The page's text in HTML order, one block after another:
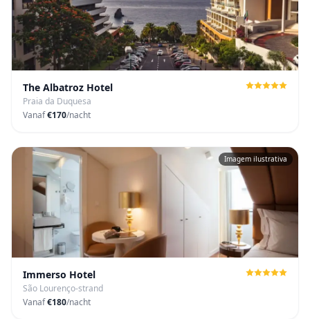
The Albatroz Hotel
Praia da Duquesa
Vanaf€170/nacht
Imagem ilustrativa
Immerso Hotel
São Lourenço-strand
Vanaf€180/nacht